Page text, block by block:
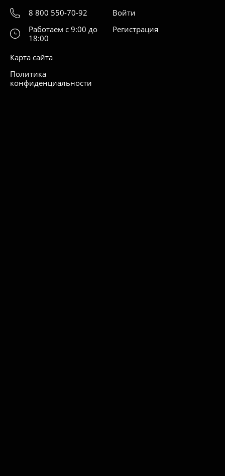
8 800 550-70-92
Работаем с 9:00 до
18:00
Карта сайта
Политика
конфиденциальности
Войти
Регистрация